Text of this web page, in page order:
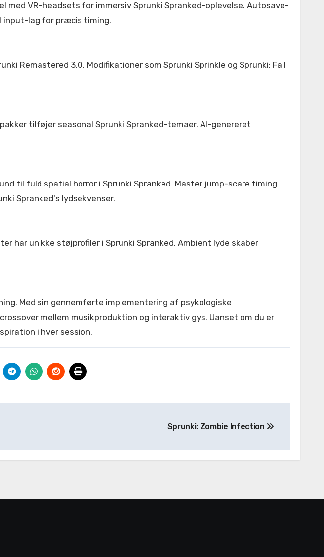
med VR-headsets for immersiv Sprunki Spranked-oplevelse. Autosave-
input-lag for præcis timing.
Remastered 3.0. Modifikationer som Sprunki Sprinkle og Sprunki: Fall
tilføjer seasonal Sprunki Spranked-temaer. AI-genereret
til fuld spatial horror i Sprunki Spranked. Master jump-scare timing
Spranked's lydsekvenser.
har unikke støjprofiler i Sprunki Spranked. Ambient lyde skaber
Med sin gennemførte implementering af psykologiske
mellem musikproduktion og interaktiv gys. Uanset om du er
i hver session.
Sprunki: Zombie Infection